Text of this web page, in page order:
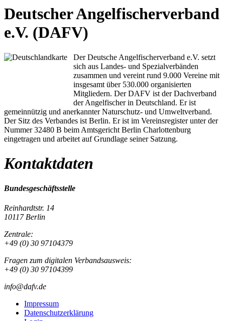
Deutscher Angelfischerverband
e.V. (DAFV)
Der Deutsche Angelfischerverband e.V. setzt
sich aus Landes- und Spezialverbänden
zusammen und vereint rund 9.000 Vereine mit
insgesamt über 530.000 organisierten
Mitgliedern. Der DAFV ist der Dachverband
der Angelfischer in Deutschland. Er ist
gemeinnützig und anerkannter Naturschutz- und Umweltverband.
Der Sitz des Verbandes ist Berlin. Er ist im Vereinsregister unter der
Nummer 32480 B beim Amtsgericht Berlin Charlottenburg
eingetragen und arbeitet auf Grundlage seiner Satzung.
Kontaktdaten
Bundesgeschäftsstelle
Reinhardtstr. 14
10117 Berlin
Zentrale:
+49 (0) 30 97104379
Fragen zum digitalen Verbandsausweis:
+49 (0) 30 97104399
info@dafv.de
Impressum
Datenschutzerklärung